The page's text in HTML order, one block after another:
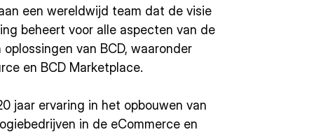
een wereldwijd team dat de visie
beheert voor alle aspecten van de
van BCD, waaronder
en BCD Marketplace.
jaar ervaring in het opbouwen van
in de eCommerce en